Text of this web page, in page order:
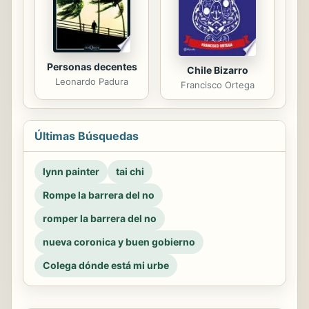
Personas decentes
Leonardo Padura
Chile Bizarro
Francisco Ortega
Últimas Búsquedas
lynn painter
tai chi
Rompe la barrera del no
romper la barrera del no
nueva coronica y buen gobierno
Colega dónde está mi urbe